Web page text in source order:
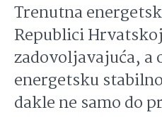
Trenutna
Republici
zadovoljavajuća, a
energetsku
dakle ne samo do